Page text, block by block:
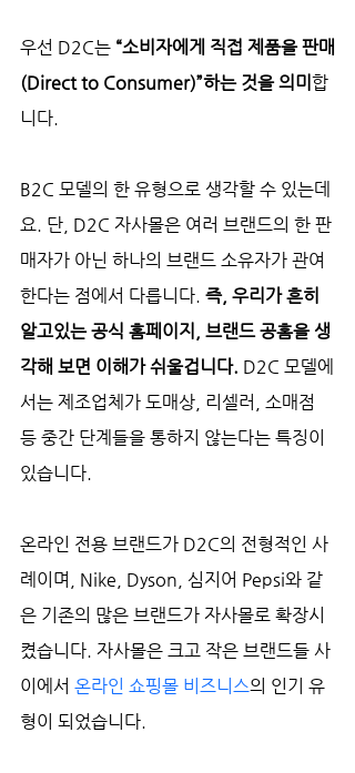
우선 D2C는 “소비자에게 직접 제품을 판매
(Direct to Consumer)”하는 것을 의미 합
니다.
B2C 모델의 한 유형으로 생각할 수 있는데
요. 단, D2C 자사몰은 여러 브랜드의 한 판
매자가 아닌 하나의 브랜드 소유자가 관여
한다는 점에서 다릅니다. 즉, 우리가 흔히
알고있는 공식 홈페이지, 브랜드 공홈을 생
각해 보면 이해가 쉬울겁니다. D2C 모델에
서는 제조업체가 도매상, 리셀러, 소매점
등 중간 단계들을 통하지 않는다는 특징이
있습니다.
온라인 전용 브랜드가 D2C의 전형적인 사
례이며, Nike, Dyson, 심지어 Pepsi와 같
은 기존의 많은 브랜드가 자사몰로 확장시
켰습니다. 자사몰은 크고 작은 브랜드들 사
이에서 온라인 쇼핑몰 비즈니스의 인기 유
형이 되었습니다.